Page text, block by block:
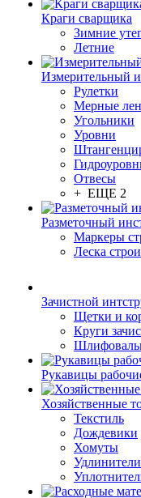
Краги сварщика
Зимние
Летние
Измерительный
Рулетки
Мерные
Угольники
Уровни
Отвесы
+ ЕЩЕ 2
Разметочный
Маркеры
Леска
Зачистной
Щетки и
Круги
Рукавицы
Хозяйственные
Текстиль
Дождевики
Хомуты